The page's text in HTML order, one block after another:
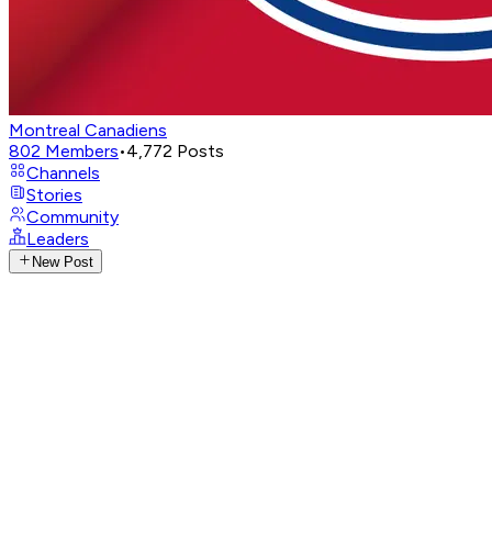
Montreal Canadiens
802 Members•4,772 Posts
Channels
Stories
Community
Leaders
New Post